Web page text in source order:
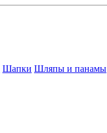
Шапки Шляпы и панамы